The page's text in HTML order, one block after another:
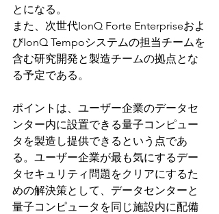
とになる。
また、次世代IonQ Forte Enterpriseおよ
びIonQ Tempoシステムの担当チームを
含む研究開発と製造チームの拠点とな
る予定である。
ポイントは、ユーザー企業のデータセ
ンター内に設置できる量子コンピュー
タを製造し提供できるという点であ
る。ユーザー企業が最も気にするデー
タセキュリティ問題をクリアにするた
めの解決策として、データセンターと
量子コンピュータを同じ施設内に配備